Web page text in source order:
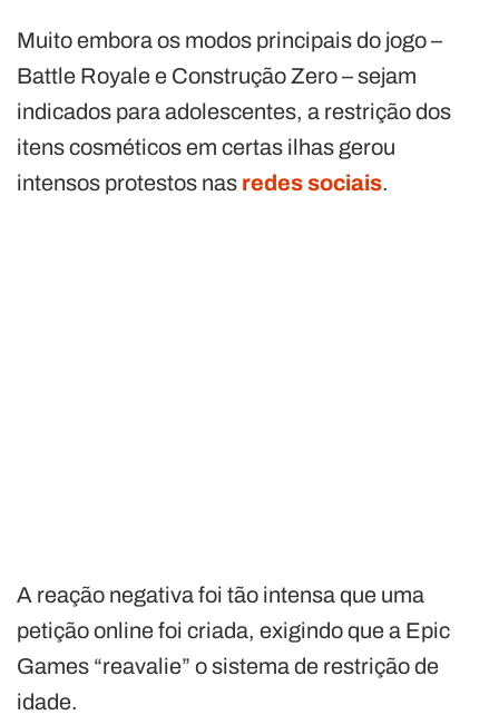
Muito embora os modos principais do jogo –
Battle Royale e Construção Zero – sejam
indicados para adolescentes, a restrição dos
itens cosméticos em certas ilhas gerou
intensos protestos nas redes sociais.
A reação negativa foi tão intensa que uma
petição online foi criada, exigindo que a Epic
Games “reavalie” o sistema de restrição de
idade.